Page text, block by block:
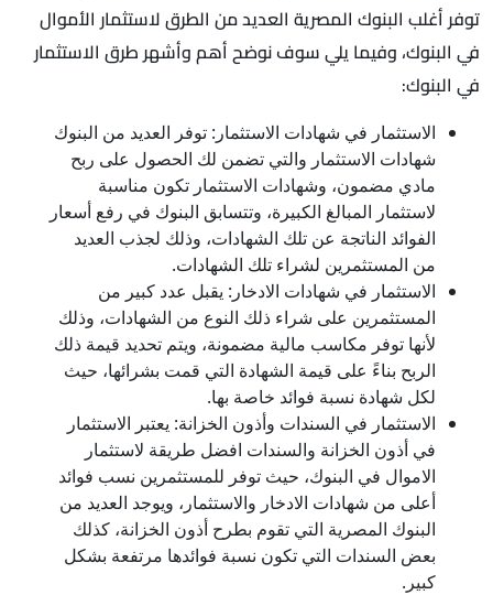
توفر أغلب البنوك المصرية العديد من الطرق لاستثمار الأموال
في البنوك، وفيما يلي سوف نوضح أهم وأشهر طرق الاستثمار
في البنوك:
الاستثمار في شهادات الاستثمار: توفر العديد من البنوك
شهادات الاستثمار والتي تضمن لك الحصول على ربح
مادي مضمون، وشهادات الاستثمار تكون مناسبة
لاستثمار المبالغ الكبيرة، وتتسابق البنوك في رفع أسعار
الفوائد الناتجة عن تلك الشهادات، وذلك لجذب العديد
من المستثمرين لشراء تلك الشهادات.
الاستثمار في شهادات الادخار: يقبل عدد كبير من
المستثمرين على شراء ذلك النوع من الشهادات، وذلك
لأنها توفر مكاسب مالية مضمونة، ويتم تحديد قيمة ذلك
الربح بناءً على قيمة الشهادة التي قمت بشرائها، حيث
لكل شهادة نسبة فوائد خاصة بها.
الاستثمار في السندات وأذون الخزانة: يعتبر الاستثمار
في أذون الخزانة والسندات افضل طريقة لاستثمار
الاموال في البنوك، حيث توفر للمستثمرين نسب فوائد
أعلى من شهادات الادخار والاستثمار، ويوجد العديد من
البنوك المصرية التي تقوم بطرح أذون الخزانة، كذلك
بعض السندات التي تكون نسبة فوائدها مرتفعة بشكل
كبير.